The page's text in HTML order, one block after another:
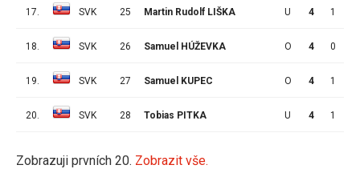
17. SVK 25 Martin Rudolf LIŠKA U 4 1
18. SVK 26 Samuel HÚŽEVKA O 4 0
19. SVK 27 Samuel KUPEC O 4 1
20. SVK 28 Tobias PITKA U 4 1
Zobrazuji prvních 20. Zobrazit vše.